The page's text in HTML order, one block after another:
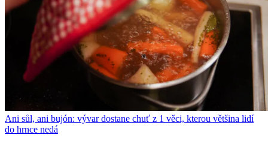
Ani sůl, ani bujón: vývar dostane chuť z 1 věci, kterou většina lidí
do hrnce nedá